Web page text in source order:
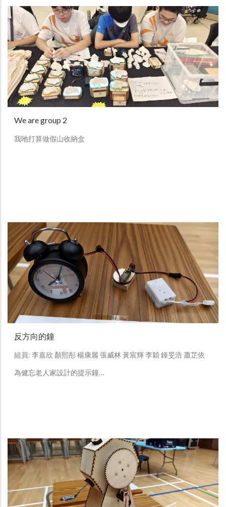
We are group 2
我吔打算做假山收納盒
反方向的鐘
組員: 李嘉欣 顏熙彤 楊康麗 張威林 黃宸輝 李穎 鍾旻浩 蕭芷依
為健忘老人家設計的提示鐘…